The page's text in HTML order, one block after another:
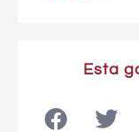
Esta